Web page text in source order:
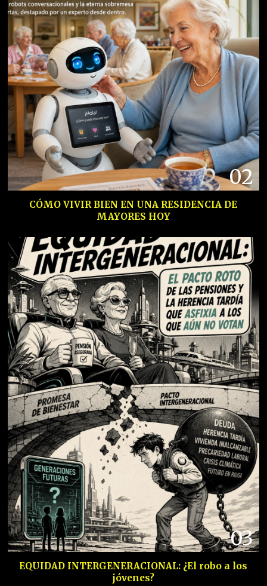
02
CÓMO VIVIR BIEN EN UNA RESIDENCIA DE
MAYORES HOY
03
EQUIDAD INTERGENERACIONAL: ¿El robo a los
jóvenes?